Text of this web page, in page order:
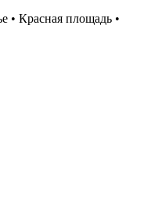
• Красная площадь •